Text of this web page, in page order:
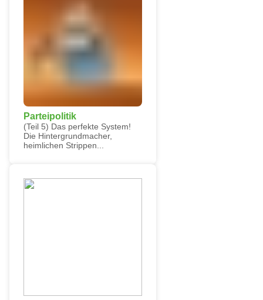
Parteipolitik
(Teil 5) Das perfekte System!
Die Hintergrundmacher,
heimlichen Strippen...